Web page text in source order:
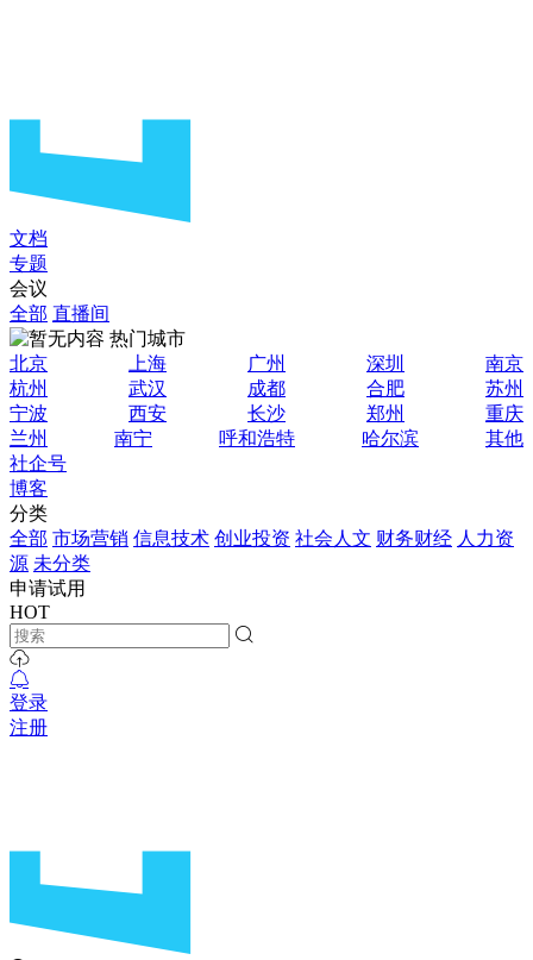
文档
专题
会议
全部 直播间
热门城市
北京
上海 广州 深圳
南京
杭州
武汉 成都 合肥
苏州
宁波
西安 长沙 郑州
重庆
兰州
南宁 呼和浩特 哈尔滨
其他
社企号
博客
分类
全部 市场营销 信息技术 创业投资 社会人文 财务财经 人力资
源 未分类
申请试用
HOT
登录
注册